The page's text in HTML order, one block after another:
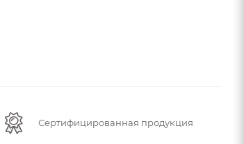
Сертифицированная продукция